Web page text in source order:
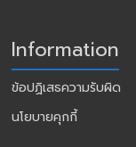
Information
ข้อปฏิเสธความรับผิด
นโยบายคุกกี้